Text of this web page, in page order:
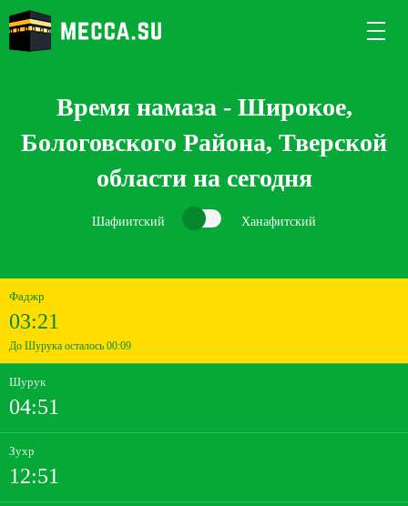
Время намаза - Широкое,
Бологовского Района, Тверской
области на сегодня
Шафиитский Ханафитский
Фаджр
03:21
До Шурука осталось 00:09
Шурук
04:51
Зухр
12:51